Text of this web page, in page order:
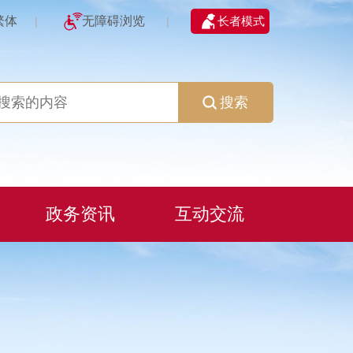
体 | 无障碍浏览 | 长者模式
搜索
政务资讯 互动交流